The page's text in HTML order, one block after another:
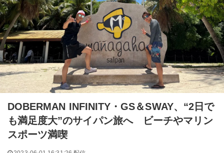
DOBERMAN INFINITY・GS＆SWAY、“2日で
も満足度大”のサイパン旅へ ビーチやマリン
スポーツ満喫